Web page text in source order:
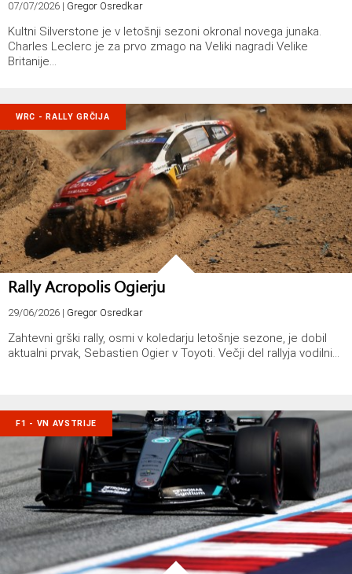
07/07/2026 | Gregor Osredkar
Kultni Silverstone je v letošnji sezoni okronal novega junaka.
Charles Leclerc je za prvo zmago na Veliki nagradi Velike
Britanije…
WRC - RALLY GRČIJA
Rally Acropolis Ogierju
29/06/2026 | Gregor Osredkar
Zahtevni grški rally, osmi v koledarju letošnje sezone, je dobil
aktualni prvak, Sebastien Ogier v Toyoti. Večji del rallyja vodilni…
F1 - VN AVSTRIJE